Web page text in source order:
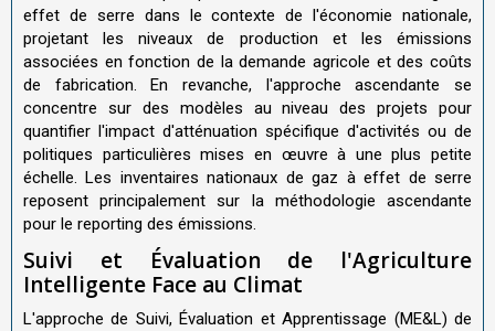
effet de serre dans le contexte de l'économie nationale,
projetant les niveaux de production et les émissions
associées en fonction de la demande agricole et des coûts
de fabrication. En revanche, l'approche ascendante se
concentre sur des modèles au niveau des projets pour
quantifier l'impact d'atténuation spécifique d'activités ou de
politiques particulières mises en œuvre à une plus petite
échelle. Les inventaires nationaux de gaz à effet de serre
reposent principalement sur la méthodologie ascendante
pour le reporting des émissions.
Suivi et Évaluation de l'Agriculture
Intelligente Face au Climat
L'approche de Suivi, Évaluation et Apprentissage (ME&L) de